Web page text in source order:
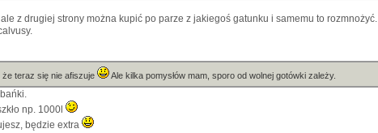
z drugiej strony można kupić po parze z jakiegoś gatunku i samemu to rozmnożyć.
że teraz się nie afiszuje Ale kilka pomysłów mam, sporo od wolnej gotówki zależy.
np. 1000l
będzie extra